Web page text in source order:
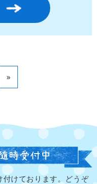
»
付けております。どうぞ